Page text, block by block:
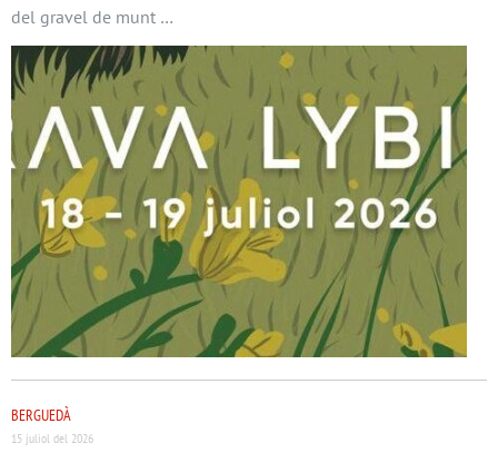
del gravel de munt …
BERGUEDÀ
15 juliol del 2026